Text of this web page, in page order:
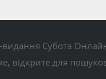
видання Субота
відкрите для